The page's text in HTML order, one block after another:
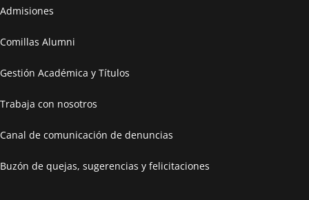
Admisiones
Comillas Alumni
Gestión Académica y Títulos
Trabaja con nosotros
Canal de comunicación de denuncias
Buzón de quejas, sugerencias y felicitaciones